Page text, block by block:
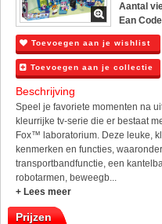
Aantal
Ean
Toevoegen aan je wishlist
Toevoegen aan je collectie
Beschrijving
Speel je favoriete momenten na
kleurrijke tv-serie die er bestaat
Fox™ laboratorium. Deze leuke,
kenmerken en functies,
transportbandfunctie, een
robotarmen, beweegb...
+ Lees meer
Prijzen